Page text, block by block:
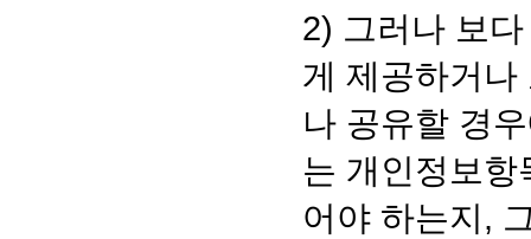
2) 그러나 보
게 제공하거나
나 공유할 경
는 개인정보
어야 하는지,